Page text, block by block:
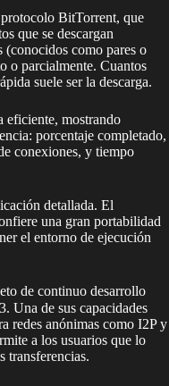
protocolo BitTorrent, que
que se descargan
(conocidos como pares o
o parcialmente. Cuantos
suele ser la descarga.
eficiente, mostrando
porcentaje completado,
conexiones, y tiempo
detallada. El
una gran portabilidad
el entorno de ejecución
de continuo desarrollo
Una de sus capacidades
redes anónimas como I2P y
a los usuarios que lo
transferencias.